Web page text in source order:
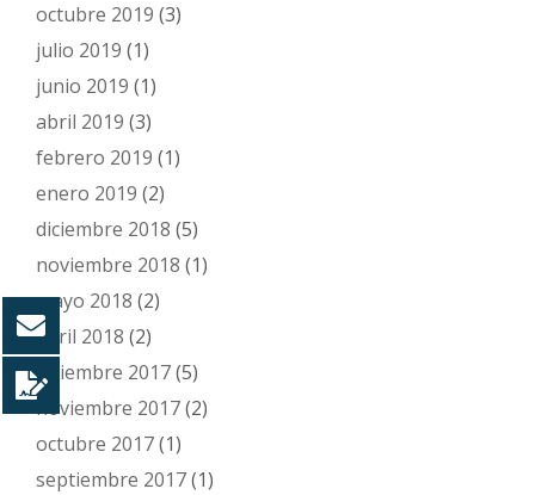
octubre 2019 (3)
julio 2019 (1)
junio 2019 (1)
abril 2019 (3)
febrero 2019 (1)
enero 2019 (2)
diciembre 2018 (5)
noviembre 2018 (1)
mayo 2018 (2)
abril 2018 (2)
diciembre 2017(5)
noviembre 2017(2)
octubre 2017(1)
septiembre 2017(1)